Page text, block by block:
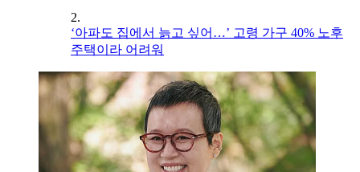
2.
‘아파도 집에서 늙고 싶어…’ 고령 가구 40% 노후
주택이라 어려워